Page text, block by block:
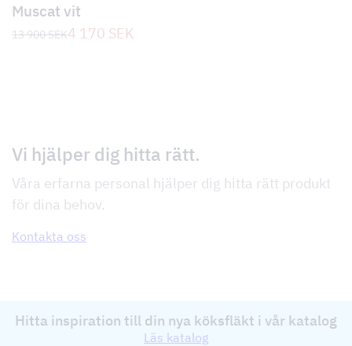
Muscat vit
13 900SEK
Det
4 170 SEK
Det
Vi hjälper dig hitta rätt.
Våra erfarna personal hjälper dig hitta rätt produkt
för dina behov.
Kontakta oss
Hitta inspiration till din nya köksfläkt i vår katalog
Läs katalog